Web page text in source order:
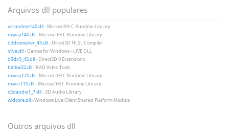
Arquivos dll populares
vcruntime140.dll- Microsoft® C Runtime Library
msvcp140.dll- Microsoft® C Runtime Library
d3dcompiler_43.dll- Direct3D HLSL Compiler
xlive.dll- Games for Windows - LIVE DLL
d3dx9_43.dll- Direct3D 9 Extensions
binkw32.dll- RAD Video Tools
msvcp120.dll- Microsoft® C Runtime Library
msvcr110.dll- Microsoft® C Runtime Library
x3daudio1_7.dll- 3D Audio Library
wldcore.dll- Windows Live Client Shared Platform Module
Outros arquivos dll